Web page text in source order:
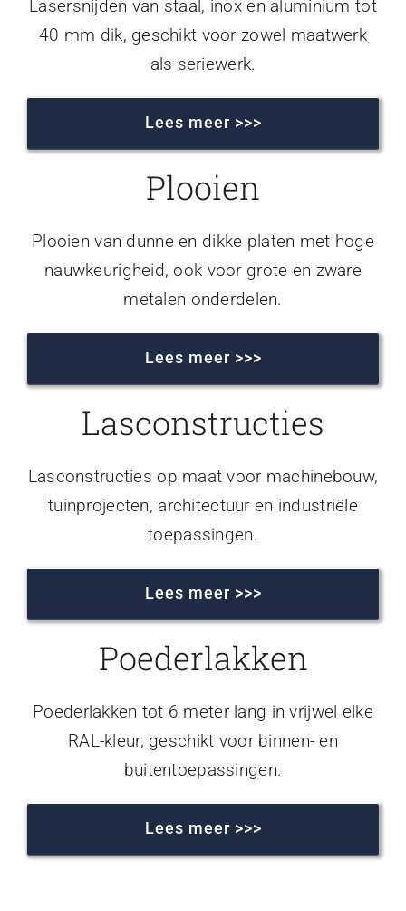
Lasersnijden van staal, inox en aluminium tot
40 mm dik, geschikt voor zowel maatwerk
als seriewerk.
Lees meer >>>
Plooien
Plooien van dunne en dikke platen met hoge
nauwkeurigheid, ook voor grote en zware
metalen onderdelen.
Lees meer >>>
Lasconstructies
Lasconstructies op maat voor machinebouw,
tuinprojecten, architectuur en industriële
toepassingen.
Lees meer >>>
Poederlakken
Poederlakken tot 6 meter lang in vrijwel elke
RAL-kleur, geschikt voor binnen- en
buitentoepassingen.
Lees meer >>>